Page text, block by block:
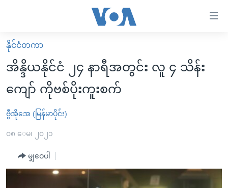
လွယ်ကူ
စေ
သည့်
များ
ပင်မ
ကျော်
မူလစာမျက်နှာ
မြန်မာ
ကမ္ဘာ့သတင်းများ
နိုင်ငံတကာ
အစ္စရေး-ပါလက်စတိုင်း
ဗွီဒီယို
အင်္ဂလိပ်စာလေ့လာမယ်
နိုင်ငံတကာ
အိန္ဒိယနိုင်ငံ ၂၄ နာရီအတွင်း လူ ၄ သိန်း
ကျော် ကိုဗစ်ပိုးကူးစက်
ဗွီအိုအေ (မြန်မာပိုင်း)
၀၈ ေမ၊ ၂၀၂၁
မျှဝေပါ